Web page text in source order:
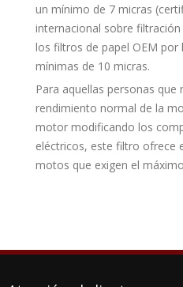
un mínimo de 7 micras
internacional sobre
los filtros de papel OEM
mínimas de 10 micras.
Para aquellas personas
rendimiento normal de la
motor modificando los
eléctricos, este filtro ofrece
motos que exigen el